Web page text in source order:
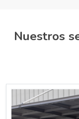
Nuestros